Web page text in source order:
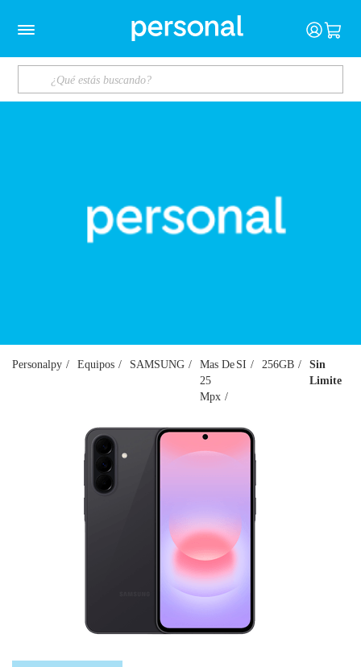
Personalpy Equipos SAMSUNG
Mas De
25
Mpx
SI 256GB
Sin
Limite